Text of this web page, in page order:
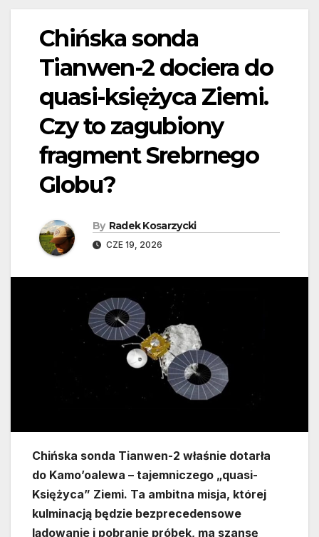
Chińska sonda
Tianwen-2 dociera do
quasi-księżyca Ziemi.
Czy to zagubiony
fragment Srebrnego
Globu?
By Radek Kosarzycki
CZE 19, 2026
Chińska sonda Tianwen-2 właśnie dotarła
do Kamo’oalewa – tajemniczego „quasi-
Księżyca” Ziemi. Ta ambitna misja, której
kulminacją będzie bezprecedensowe
lądowanie i pobranie próbek, ma szansę